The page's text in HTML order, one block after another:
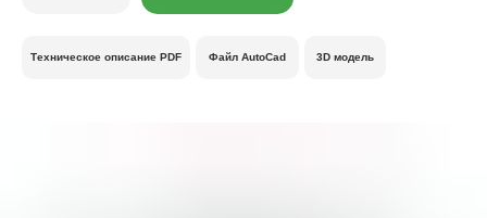
3D модель
Файл AutoCad
Техническое описание PDF